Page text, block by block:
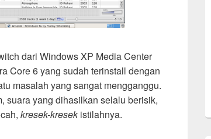
dari Windows XP Media Center
Core 6 yang sudah terinstall dengan
masalah yang sangat mengganggu.
suara yang dihasilkan selalu berisik,
kresek-kresekistilahnya.